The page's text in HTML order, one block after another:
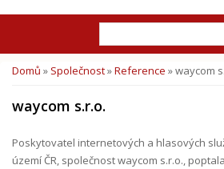
Jste zde
Domů » Společnost»Reference » waycom
waycom s.r.o.
Poskytovatel internetových a hlasových
území ČR, společnost waycom s.r.o.,